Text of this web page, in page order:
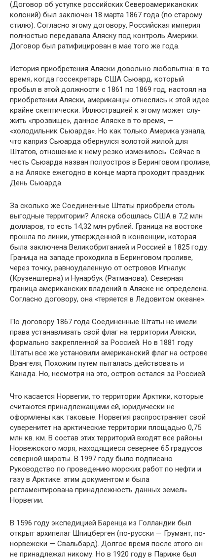
(Договор об уступке российских Северо­американских
колоний) был заключен 18 марта 1867 года (по старому
стилю). Согласно этому договору, Российская империя
полностью пере­давала Аляску под контроль Америки.
Договор был ратифицирован в мае того же года.
История приобретения Аляски довольно лю­бопытна: в то
время, когда госсекретарь США Сьюард, который
пробыл в этой должности с 1861 по 1869 год, настоял на
приобретении Аля­ски, американцы отнеслись к этой идее
крайне скептически. Иллюстрацией к этому может слу­
жить «прозвище», данное Аляске в то время, —
«холодильник Сьюарда». Но как только Амери­ка узнала,
что каприз Сьюарда обернулся золо­той жилой для
Штатов, отношение к нему резко изменилось. Сейчас в
честь Сьюарда назван по­луостров в Беринговом проливе,
а на Аляске ежегодно в конце марта проходит праздник
День Сьюарда.
За сколько же Соединенные Штаты приобре­ли столь
выгодные территории? Аляска обош­лась США в 7,2 млн
долларов, то есть 14,32 млн рублей. Граница на востоке
прошла по линии, утвержденной в конвенции, которая
была за­ключена Великобританией и Россией в 1825 го­ду.
Граница на западе проходила в Беринговом проливе,
через точку, равноудаленную от остро­вов Игналук
(Крузенштерна) и Нунарбук (Ратманова). Северная
граница американских владе­ний в Аляске не определена.
Согласно договору, она «теряется в Ледовитом океане».
По договору 1867 года Соединенные Штаты не имели
права устанавливать свой флаг на тер­ритории Аляски,
формально закрепленной за Россией. Но в 1881 году
Штаты все же устано­вили американский флаг на острове
Врангеля, Похожим путем пыталась действовать и
Канада. Но, несмотря на это, остров остался за Россией.
Что касается Норвегии, то территории Арк­тики, которые
считаются принадлежащими ей, юридически не
оформлены как таковые. Нор­вегия распространяет свой
суверенитет на арк­тические территории площадью 0,75
млн кв. км. В состав этих территорий входят все районы
Нор­вежского моря, находящиеся севернее 65 граду­сов
северной широты. В 1997 году было подпи­сано
Руководство по проведению морских работ по нефти и
газу в Арктике: этим документом и была
регламентирована принадлежность данных земель
Норвегии.
В 1596 году экспедицией Баренца из Гол­ландии был
открыт архипелаг Шпицберген (по-русски — Грумант, по-
норвежски — Свальбард). Долгое время после этого он
не принадлежал никому. Но в 1920 году в Париже был